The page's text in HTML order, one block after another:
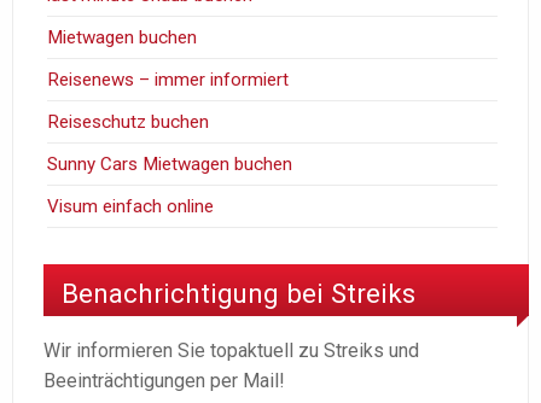
Mietwagen buchen
Reisenews – immer informiert
Reiseschutz buchen
Sunny Cars Mietwagen buchen
Visum einfach online
Benachrichtigung bei Streiks
Wir informieren Sie topaktuell zu Streiks und
Beeinträchtigungen per Mail!